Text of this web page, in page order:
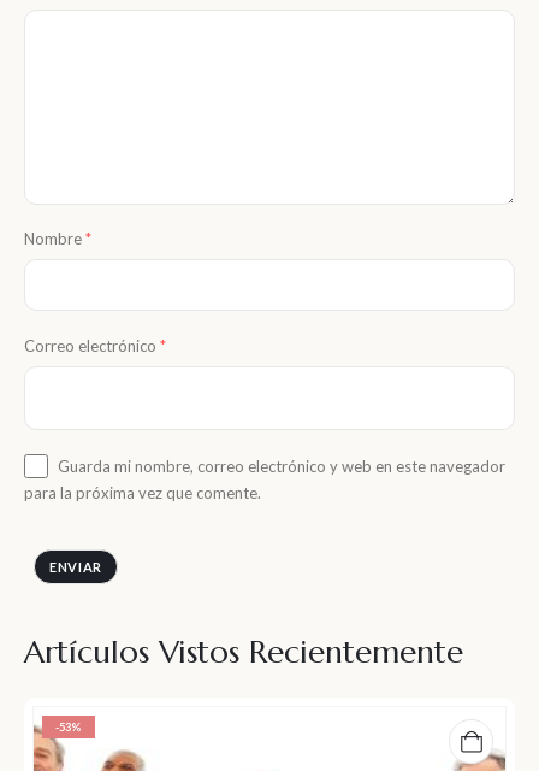
Nombre*
Correo electrónico *
Guarda mi nombre, correo electrónico y web en este navegador
para la próxima vez que comente.
Artículos Vistos Recientemente
-53%